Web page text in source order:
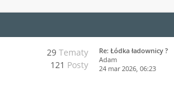
29 Tematy
121 Posty
Re: Łódka ładownicy ?
Adam
24 mar 2026, 06:23